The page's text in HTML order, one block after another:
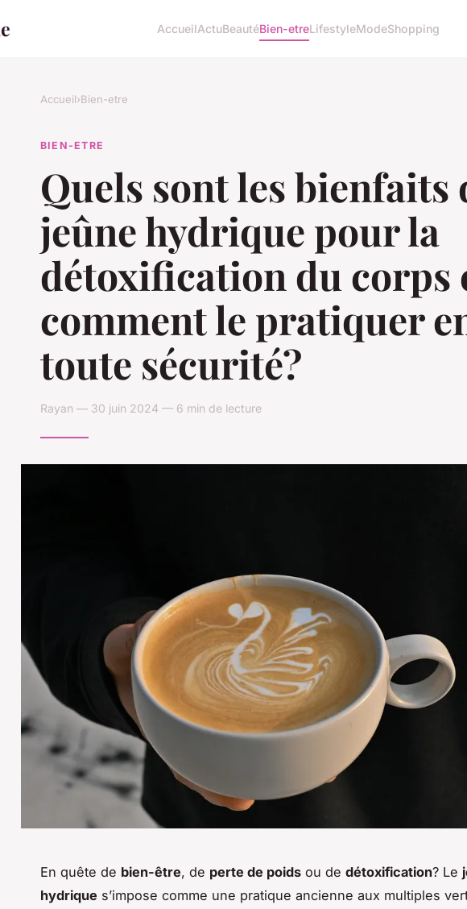
AccueilActuBeautéBien-etreLifestyleModeShopping
Accueil›Bien-etre
BIEN-ETRE
Quels sont les bienfaits
jeûne hydrique pour la
détoxification du corps
comment le pratiquer
toute sécurité?
Rayan — 30 juin 2024 — 6 min de lecture
En quête de bien-être, de perte de poids ou de détoxification? Le
hydrique s’impose comme une pratique ancienne aux multiples